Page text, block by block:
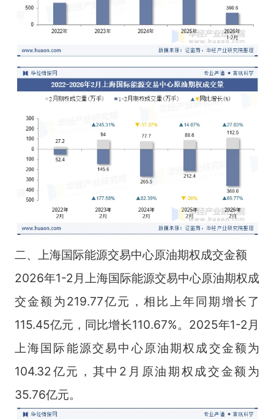
二、上海国际能源交易中心原油期权成交金额
2026年1-2月上海国际能源交易中心原油期权成
交金额为219.77亿元，相比上年同期增长了
115.45亿元，同比增长110.67%。2025年1-2月
上海国际能源交易中心原油期权成交金额为
104.32亿元，其中2月原油期权成交金额为
35.76亿元。